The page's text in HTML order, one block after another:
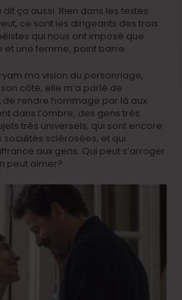
ça aussi. Rien dans les textes
ce sont les dirigeants des trois
qui nous ont imposé que
et une femme, point barre.
ma vision du personnage,
côté, elle m’a parlé de
de rendre hommage par là aux
dans l’ombre, des gens très
très universels, qui sont encore
sclérosées, et qui
aux gens. Qui peut s’arroger
peut aimer?